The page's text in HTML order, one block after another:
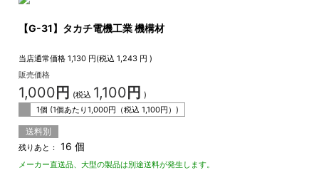
【G-31】タカチ電機工業 機構材
当店通常価格 1,130 円(税込1,243 円 )
販売価格
1,000 円 (税込 1,100 円 )
1個 (1個あたり1,000円（税込1,100円）)
送料別
残りあと： 16 個
メーカー直送品、大型の製品は別途送料が発生します。